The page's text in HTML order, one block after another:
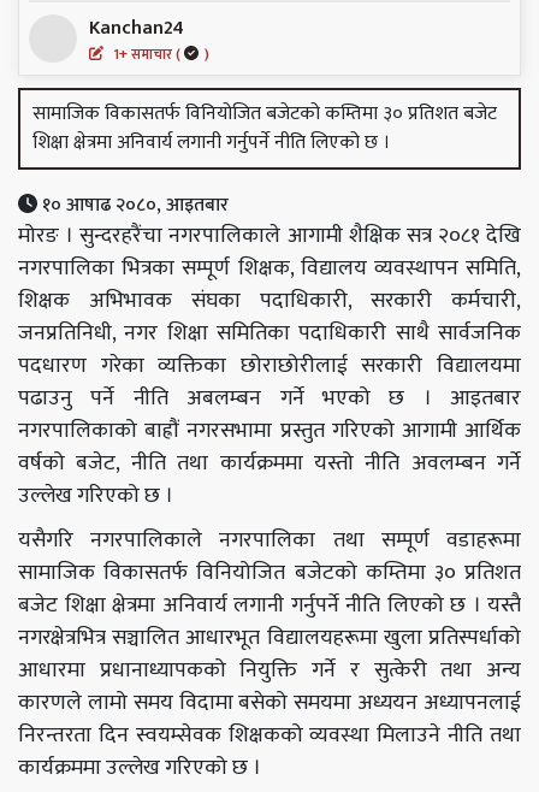
Kanchan24
1+ समाचार ( )
सामाजिक विकासतर्फ विनियोजित बजेटको कम्तिमा ३० प्रतिशत बजेट
शिक्षा क्षेत्रमा अनिवार्य लगानी गर्नुपर्ने नीति लिएको छ ।
१० आषाढ २०८०, आइतबार
मोरङ । सुन्दरहरैंचा नगरपालिकाले आगामी शैक्षिक सत्र २०८१ देखि
नगरपालिका भित्रका सम्पूर्ण शिक्षक, विद्यालय व्यवस्थापन समिति,
शिक्षक अभिभावक संघका पदाधिकारी, सरकारी कर्मचारी,
जनप्रतिनिधी, नगर शिक्षा समितिका पदाधिकारी साथै सार्वजनिक
पदधारण गरेका व्यक्तिका छोराछोरीलाई सरकारी विद्यालयमा
पढाउनु पर्ने नीति अबलम्बन गर्ने भएको छ । आइतबार
नगरपालिकाको बाह्रौं नगरसभामा प्रस्तुत गरिएको आगामी आर्थिक
वर्षको बजेट, नीति तथा कार्यक्रममा यस्तो नीति अवलम्बन गर्ने
उल्लेख गरिएको छ ।
यसैगरि नगरपालिकाले नगरपालिका तथा सम्पूर्ण वडाहरूमा
सामाजिक विकासतर्फ विनियोजित बजेटको कम्तिमा ३० प्रतिशत
बजेट शिक्षा क्षेत्रमा अनिवार्य लगानी गर्नुपर्ने नीति लिएको छ । यस्तै
नगरक्षेत्रभित्र सञ्चालित आधारभूत विद्यालयहरूमा खुला प्रतिस्पर्धाको
आधारमा प्रधानाध्यापकको नियुक्ति गर्ने र सुत्केरी तथा अन्य
कारणले लामो समय विदामा बसेको समयमा अध्ययन अध्यापनलाई
निरन्तरता दिन स्वयम्सेवक शिक्षकको व्यवस्था मिलाउने नीति तथा
कार्यक्रममा उल्लेख गरिएको छ ।